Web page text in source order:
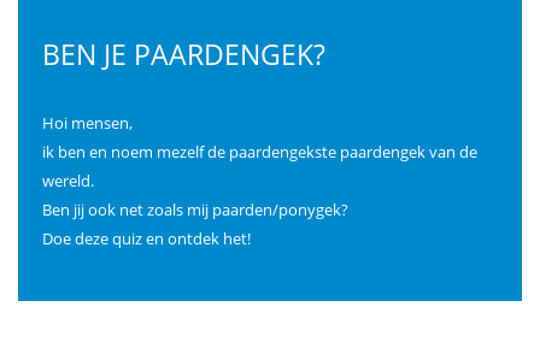
BEN JE PAARDENGEK?
Hoi mensen,
ik ben en noem mezelf de paardengekste paardengek van de
wereld.
Ben jij ook net zoals mij paarden/ponygek?
Doe deze quiz en ontdek het!